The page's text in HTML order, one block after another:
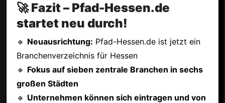
🚀 Fazit – Pfad-Hessen.de
startet neu durch!
🔹 Neuausrichtung: Pfad-Hessen.de ist jetzt ein
Branchenverzeichnis für Hessen
🔹 Fokus auf sieben zentrale Branchen in sechs
großen Städten
🔹 Unternehmen können sich eintragen und von